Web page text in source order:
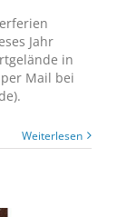
Jahr
in
Mail bei
Weiterlesen